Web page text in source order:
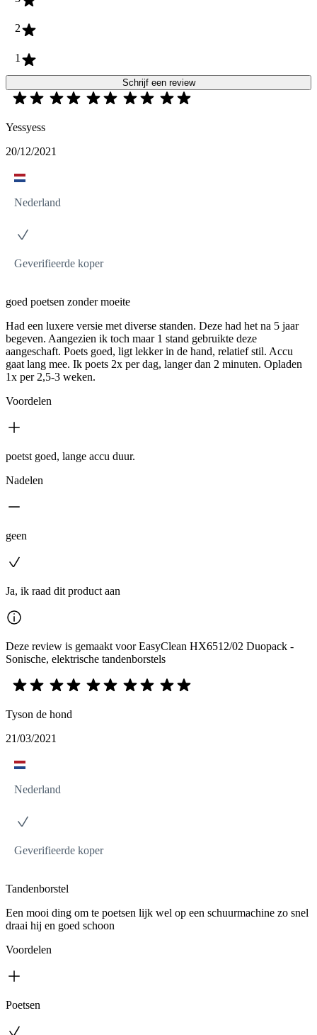
2
1
Schrijf een review
Yessyess
20/12/2021
Nederland
Geverifieerde koper
goed poetsen zonder moeite
Had een luxere versie met diverse standen. Deze had het na 5 jaar
begeven. Aangezien ik toch maar 1 stand gebruikte deze
aangeschaft. Poets goed, ligt lekker in de hand, relatief stil. Accu
gaat lang mee. Ik poets 2x per dag, langer dan 2 minuten. Opladen
1x per 2,5-3 weken.
Voordelen
poetst goed, lange accu duur.
Nadelen
geen
Ja, ik raad dit product aan
Deze review is gemaakt voor EasyClean HX6512/02 Duopack -
Sonische, elektrische tandenborstels
Tyson de hond
21/03/2021
Nederland
Geverifieerde koper
Tandenborstel
Een mooi ding om te poetsen lijk wel op een schuurmachine zo snel
draai hij en goed schoon
Voordelen
Poetsen